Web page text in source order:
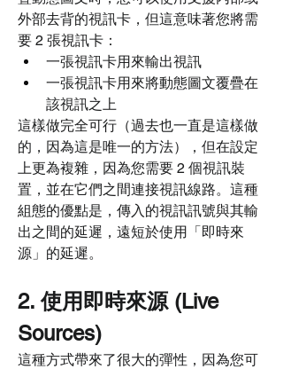
外部去背的視訊卡，但這意味著您將需
要 2 張視訊卡：
一張視訊卡用來輸出視訊
一張視訊卡用來將動態圖文覆疊在
該視訊之上
這樣做完全可行（過去也一直是這樣做
的，因為這是唯一的方法），但在設定
上更為複雜，因為您需要 2 個視訊裝
置，並在它們之間連接視訊線路。這種
組態的優點是，傳入的視訊訊號與其輸
出之間的延遲，遠短於使用「即時來
源」的延遲。
2. 使用即時來源 (Live
Sources)
這種方式帶來了很大的彈性，因為您可